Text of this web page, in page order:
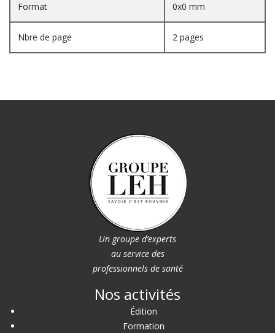
Format 0x0 mm
Nbre de page 2 pages
Un groupe d’experts
au service des
professionnels de santé
Nos activités
Édition
Formation